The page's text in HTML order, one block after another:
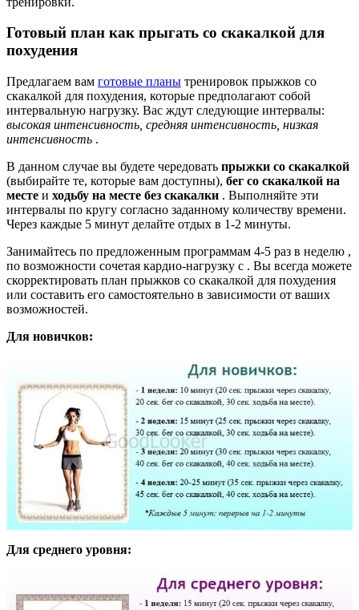
Готовый план как прыгать со скакалкой для
похудения
Предлагаем вам готовые планы тренировок прыжков со
скакалкой для похудения, которые предполагают собой
интервальную нагрузку. Вас ждут следующие интервалы:
высокая интенсивность, средняя интенсивность, низкая
интенсивность .
В данном случае вы будете чередовать прыжки со скакалкой
(выбирайте те, которые вам доступны), бег со скакалкой на
месте и ходьбу на месте без скакалки . Выполняйте эти
интервалы по кругу согласно заданному количеству времени.
Через каждые 5 минут делайте отдых в 1-2 минуты.
Занимайтесь по предложенным программам 4-5 раз в неделю ,
по возможности сочетая кардио-нагрузку с . Вы всегда можете
скорректировать план прыжков со скакалкой для похудения
или составить его самостоятельно в зависимости от ваших
возможностей.
Для новичков:
Для среднего уровня: